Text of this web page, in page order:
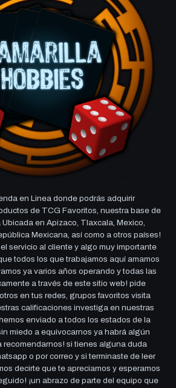
en Linea donde podrás adquirir
de TCG Favoritos, nuestra base de
en Apizaco, Tlaxcala, Mexico,
Mexicana, así como a otros países!
servicio al cliente y algo muy importante
todos los que trabajamos aquí amamos
ya varios años operando y todas las
a través de este sitio web! pide
en tus redes, grupos favoritos visita
calificaciones investiga en nuestras
enviado a todos los estados de la
miedo a equivocarnos ya habrá algún
recomendarnos! si tienes alguna duda
o por correo y si terminaste de leer
decirte que te apreciamos y esperamos
¡un abrazo de parte del equipo que